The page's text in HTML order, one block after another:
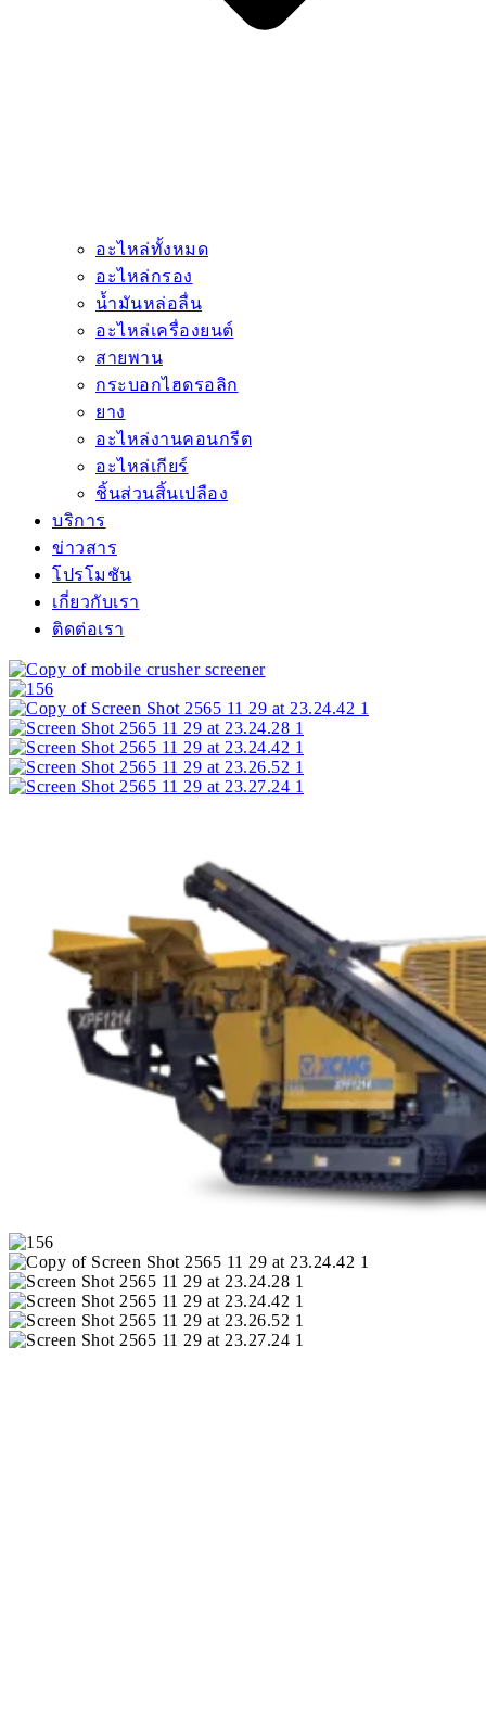
อะไหล่ทั้งหมด
อะไหล่กรอง
น้ำมันหล่อลื่น
อะไหล่เครื่องยนต์
สายพาน
กระบอกไฮดรอลิก
ยาง
อะไหล่งานคอนกรีต
อะไหล่เกียร์
ชิ้นส่วนสิ้นเปลือง
บริการ
ข่าวสาร
โปรโมชัน
เกี่ยวกับเรา
ติดต่อเรา